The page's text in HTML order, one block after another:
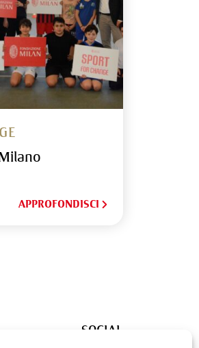
APPROFONDISCI
SOCIAL